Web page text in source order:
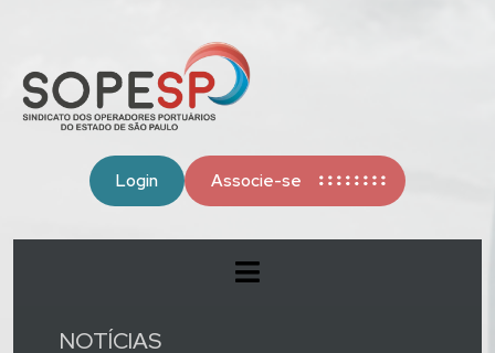
Login Associe-se
NOTÍCIAS